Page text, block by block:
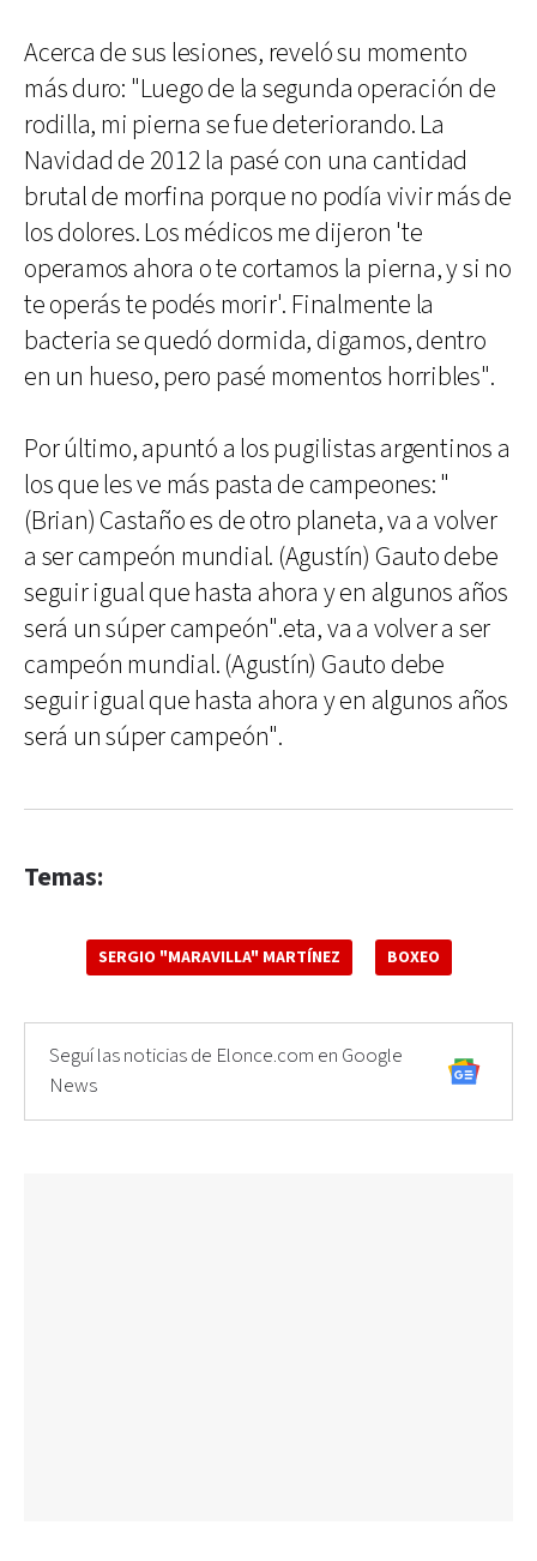
Acerca de sus lesiones, reveló su momento
más duro: "Luego de la segunda operación de
rodilla, mi pierna se fue deteriorando. La
Navidad de 2012 la pasé con una cantidad
brutal de morfina porque no podía vivir más de
los dolores. Los médicos me dijeron 'te
operamos ahora o te cortamos la pierna, y si no
te operás te podés morir'. Finalmente la
bacteria se quedó dormida, digamos, dentro
en un hueso, pero pasé momentos horribles".
Por último, apuntó a los pugilistas argentinos a
los que les ve más pasta de campeones: "
(Brian) Castaño es de otro planeta, va a volver
a ser campeón mundial. (Agustín) Gauto debe
seguir igual que hasta ahora y en algunos años
será un súper campeón".eta, va a volver a ser
campeón mundial. (Agustín) Gauto debe
seguir igual que hasta ahora y en algunos años
será un súper campeón".
Temas:
SERGIO "MARAVILLA" MARTÍNEZ BOXEO
Seguí las noticias de Elonce.com en Google
News